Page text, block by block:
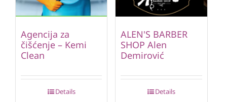
Agencija za
čišćenje – Kemi
Clean
Details
ALEN'S BARBER
SHOP Alen
Demirović
Details